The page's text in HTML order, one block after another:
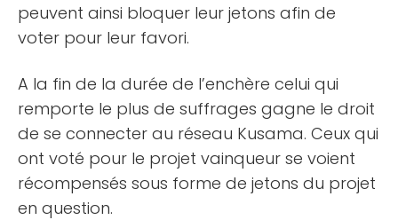
peuvent ainsi bloquer leur jetons afin de
voter pour leur favori.
A la fin de la durée de l’enchère celui qui
remporte le plus de suffrages gagne le droit
de se connecter au réseau Kusama. Ceux qui
ont voté pour le projet vainqueur se voient
récompensés sous forme de jetons du projet
en question.